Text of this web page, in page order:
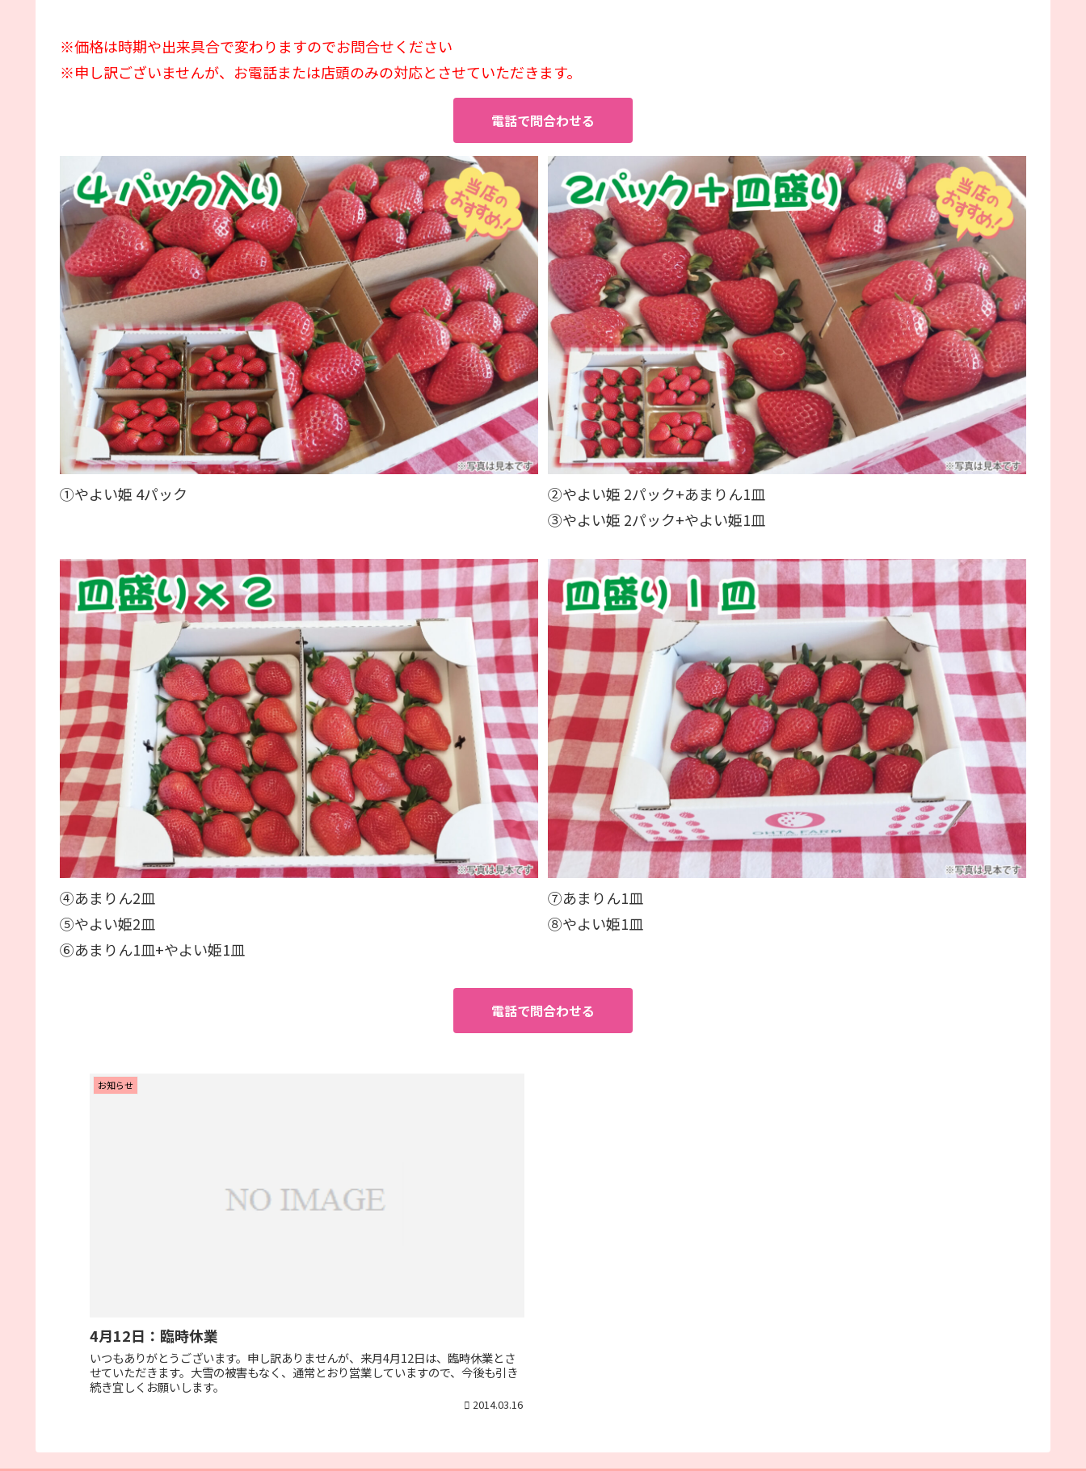
※価格は時期や出来具合で変わりますのでお問合せください
※申し訳ございませんが、お電話または店頭のみの対応とさせていただきます。
電話で問合わせる
①やよい姫 4パック
②やよい姫 2パック+あまりん1皿
③やよい姫 2パック+やよい姫1皿
④あまりん2皿
⑤やよい姫2皿
⑥あまりん1皿+やよい姫1皿
⑦あまりん1皿
⑧やよい姫1皿
電話で問合わせる
お知らせ
4月12日：臨時休業
いつもありがとうございます。申し訳ありませんが、来月4月12日は、臨時休業とさ
せていただきます。大雪の被害もなく、通常とおり営業していますので、今後も引き
続き宜しくお願いします。
2014.03.16